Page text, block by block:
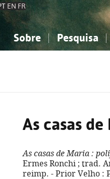
EN FR
Sobre Pesquisa
As casas
As casas de Maria :
Ermes Ronchi ; trad.
reimp. - Prior Velho :